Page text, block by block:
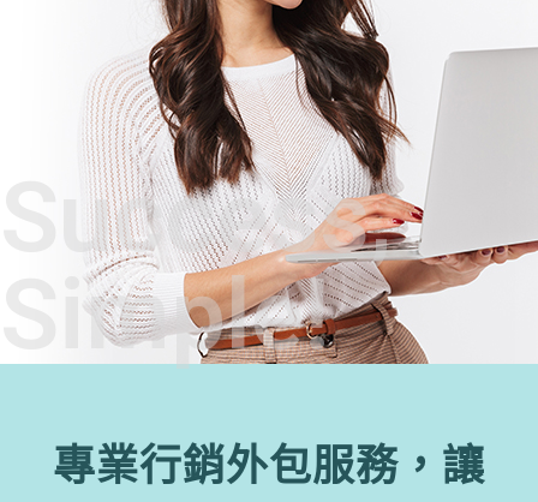
Success,
Simple!
專業行銷外包服務，讓